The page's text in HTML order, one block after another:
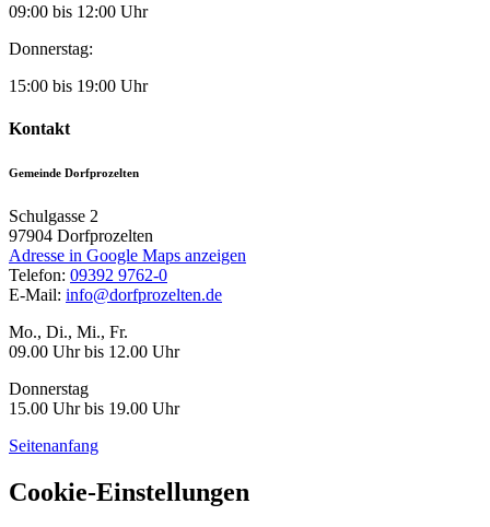
09:00 bis 12:00 Uhr
Donnerstag:
15:00 bis 19:00 Uhr
Kontakt
Gemeinde Dorfprozelten
Schulgasse 2
97904 Dorfprozelten
Adresse in Google Maps anzeigen
Telefon: 09392 9762-0
E-Mail: info@dorfprozelten.de
Mo., Di., Mi., Fr.
09.00 Uhr bis 12.00 Uhr
Donnerstag
15.00 Uhr bis 19.00 Uhr
Seitenanfang
Cookie-Einstellungen